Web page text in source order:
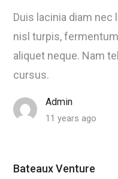
Duis lacinia diam
nisl turpis,
aliquet neque. Nam
cursus.
Admin
11 years ago
Bateaux Venture